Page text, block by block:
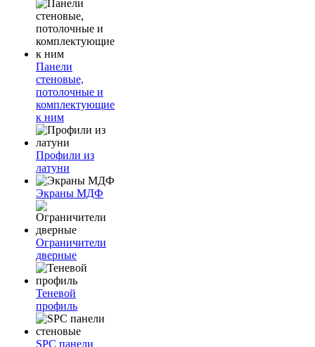
Панели
стеновые,
потолочные и
комплектующие
к ним
Профили из
латуни
Экраны МДФ
Ограничители
дверные
Теневой
профиль
SPC панели